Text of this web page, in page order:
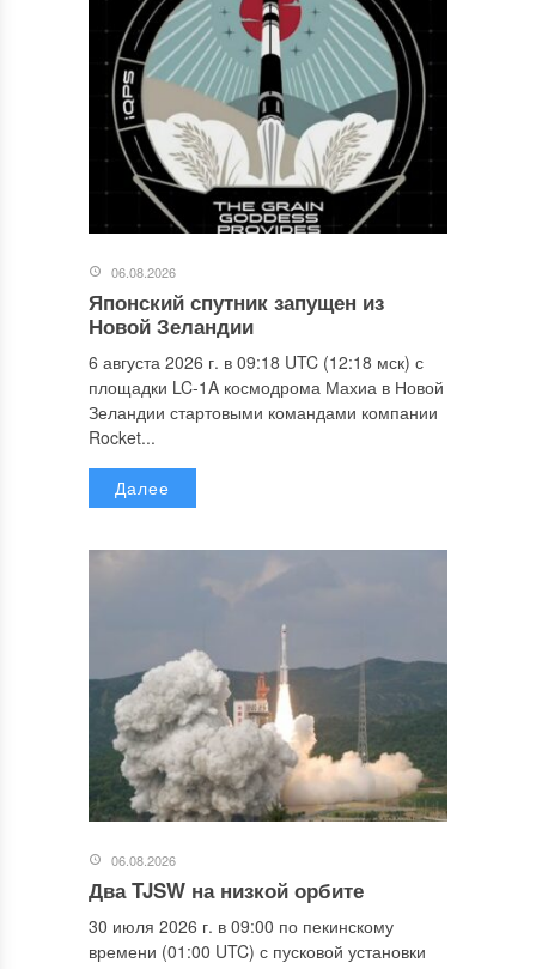
06.08.2026
Японский спутник запущен из
Новой Зеландии
6 августа 2026 г. в 09:18 UTC (12:18 мск) с
площадки LC-1A космодрома Махиа в Новой
Зеландии стартовыми командами компании
Rocket...
Далее
06.08.2026
Два TJSW на низкой орбите
30 июля 2026 г. в 09:00 по пекинскому
времени (01:00 UTC) с пусковой установки